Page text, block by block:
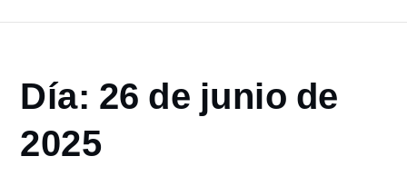
Home
2025
junio
26
Día: 26 de junio de
2025